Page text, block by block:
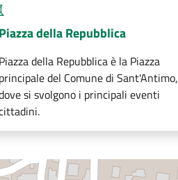
Piazza della Repubblica
Piazza della Repubblica è la Piazza
principale del Comune di Sant'Antimo,
si svolgono i principali eventi